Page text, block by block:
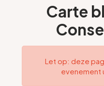
Bereid mijn verblijf voor
Onze suggesties
Pays de Liège
Carte
Let op: deze
evenement